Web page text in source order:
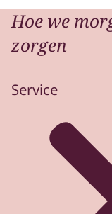
Hoe we
zorgen
Service